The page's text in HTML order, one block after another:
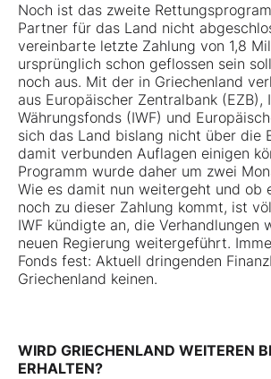
Noch ist das zweite
Partner für das Land nicht
vereinbarte letzte Zahlung von 1,8
ursprünglich schon geflossen sein
noch aus. Mit der in Griechenland
aus Europäischer Zentralbank (EZB),
Währungsfonds (IWF) und
sich das Land bislang nicht über die
damit verbunden Auflagen einigen
Programm wurde daher um zwei
Wie es damit nun weitergeht und ob
noch zu dieser Zahlung kommt, ist
IWF kündigte an, die Verhandlungen
neuen Regierung weitergeführt.
Fonds fest: Aktuell dringenden
Griechenland keinen.
WIRD GRIECHENLAND WEITEREN
ERHALTEN?